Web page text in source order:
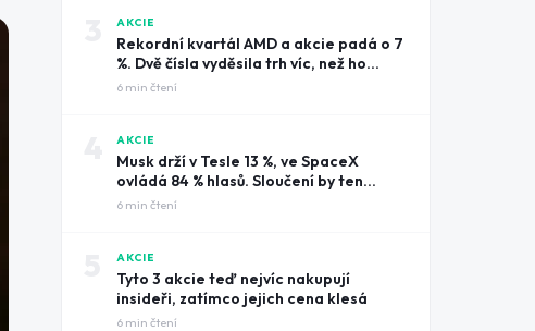
AKCIE
Rekordní kvartál AMD a akcie padá o 7
%. Dvě čísla vyděsila trh víc, než ho
potěšily tržby
6 min čtení
AKCIE
Musk drží v Tesle 13 %, ve SpaceX
ovládá 84 % hlasů. Sloučení by ten
rozdíl smazalo
6 min čtení
AKCIE
Tyto 3 akcie teď nejvíc nakupují
insideři, zatímco jejich cena klesá
6 min čtení